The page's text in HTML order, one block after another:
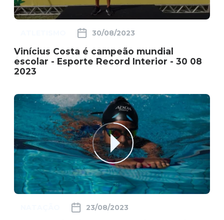
30/08/2023
Vinícius Costa é campeão mundial
escolar - Esporte Record Interior - 30 08
2023
23/08/2023